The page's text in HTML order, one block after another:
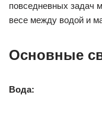
повседневных задач
весе между водой и
Основные
Вода: